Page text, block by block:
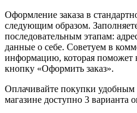
Оформление заказа в
следующим образом.
последовательным этапам:
данные о себе. Советуем в
информацию, которая поможет
кнопку «Оформить заказ».
Оплачивайте покупки удобным
магазине доступно 3 варианта